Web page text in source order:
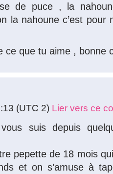
de puce , la
la nahoune c’est pour
ce que tu aime , bonne
(UTC 2) Lier vers ce
suis depuis
pepette de 18 mois
et on s’amuse à